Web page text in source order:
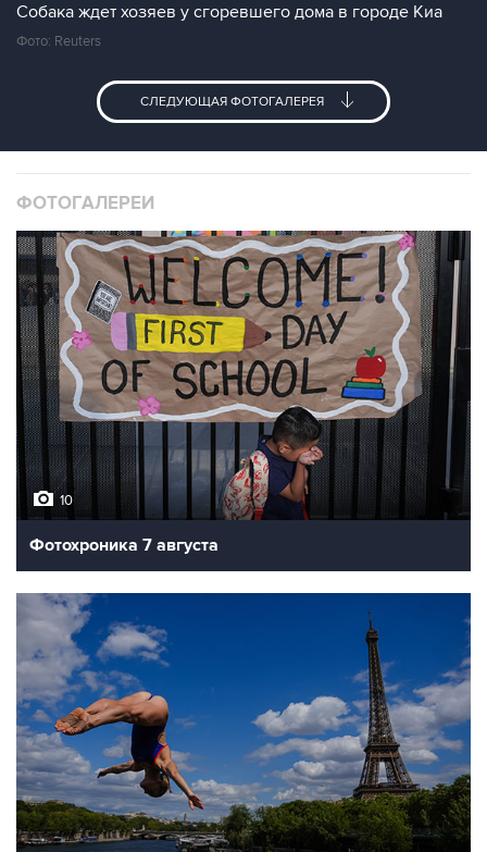
Собака ждет хозяев у сгоревшего дома в городе Киа
Фото: Reuters
СЛЕДУЮЩАЯ ФОТОГАЛЕРЕЯ
ФОТОГАЛЕРЕИ
10
Фотохроника 7 августа